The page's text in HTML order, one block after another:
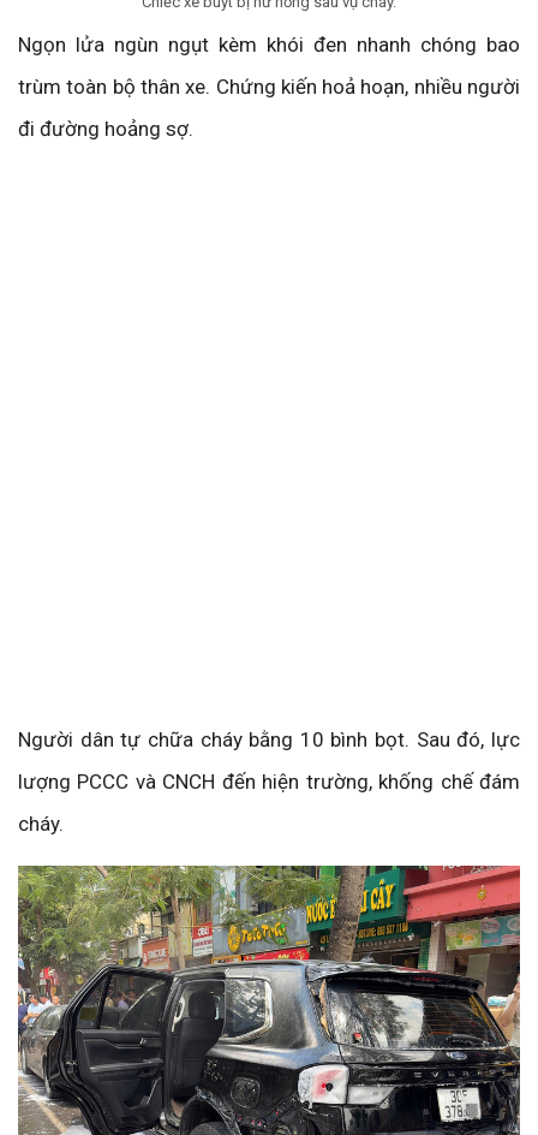
Ngọn lửa ngùn ngụt kèm khói đen nhanh chóng bao
trùm toàn bộ thân xe. Chứng kiến hoả hoạn, nhiều người
đi đường hoảng sợ.
Người dân tự chữa cháy bằng 10 bình bọt. Sau đó, lực
lượng PCCC và CNCH đến hiện trường, khống chế đám
cháy.